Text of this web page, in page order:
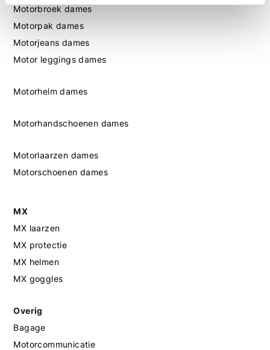
Motorbroek dames
Motorpak dames
Motorjeans dames
Motor leggings dames
Motorhelm dames
Motorhandschoenen dames
Motorlaarzen dames
Motorschoenen dames
MX
MX laarzen
MX protectie
MX helmen
MX goggles
Overig
Bagage
Motorcommunicatie